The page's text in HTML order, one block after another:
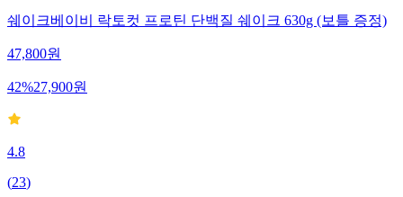
쉐이크베이비 락토컷 프로틴 단백질 쉐이크 630g (보틀 증정)
47,800원
42%27,900원
4.8
(23)